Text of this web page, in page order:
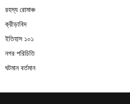
রহস্য রোমাঞ্চ
ক্রীড়াবিদ
ইতিহাস ১০১
নগর পরিচিতি
ঘটমান বর্তমান